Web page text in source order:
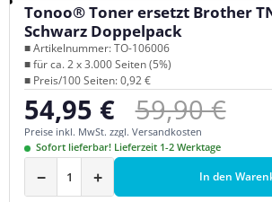
Tonoo® Toner ersetzt Brother
Schwarz Doppelpack
■ Artikelnummer: TO-106006
■ für ca. 2 x 3.000 Seiten (5%)
■ Preis/100 Seiten: 0,92 €
Verkaufspreis:
54,95 € Regulärer
59,90 €
Preise inkl. MwSt. zzgl. Versandkosten
Sofort lieferbar! Lieferzeit 1-2 Werktage
− + In den